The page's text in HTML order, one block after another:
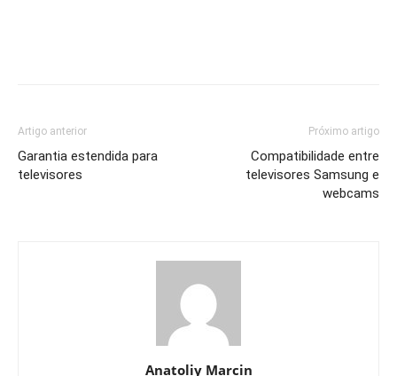
Artigo anterior
Garantia estendida para
televisores
Próximo artigo
Compatibilidade entre
televisores Samsung e
webcams
Anatoliy Marcin